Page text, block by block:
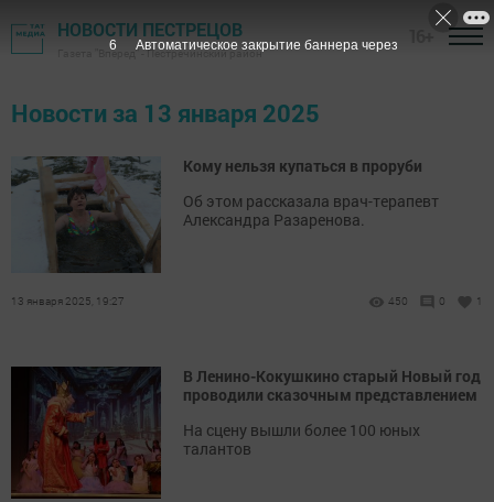
НОВОСТИ ПЕСТРЕЦОВ
Газета "Вперед" - Пестречинский район
Новости за 13 января 2025
Кому нельзя купаться в проруби
Об этом рассказала врач-терапевт
Александра Разаренова.
13 января 2025, 19:27 450 0 1
В Ленино-Кокушкино старый Новый год
проводили сказочным представлением
На сцену вышли более 100 юных
талантов
5 Автоматическое закрытие баннера через